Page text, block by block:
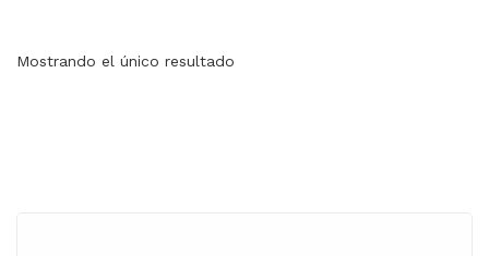
Mostrando el único resultado